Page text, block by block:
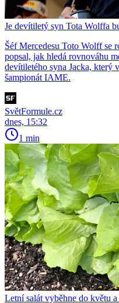
Je devítiletý syn Tota Wolffa
Šéf Mercedesu Toto Wolff se
popsal, jak hledá rovnováhu
devítiletého syna Jacka, který
šampionát IAME.
SvětFormule.cz
dnes, 15:32
1 min
Letní salát vyběhne do květu